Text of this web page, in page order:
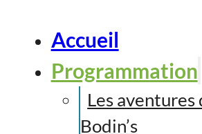
Accueil
Programmation
Les aventures
Bodin’s